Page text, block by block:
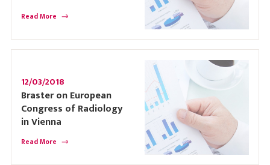
Read More
12/03/2018
Braster on European
Congress of Radiology
in Vienna
Read More